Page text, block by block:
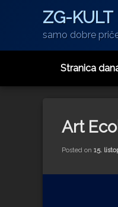
Preskoči
ZG-KULT
samo dobre
Stranica
Art
Posted on 15.